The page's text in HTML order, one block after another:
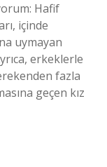
Hafif
içinde
uymayan
erkeklerle
fazla
geçen kız